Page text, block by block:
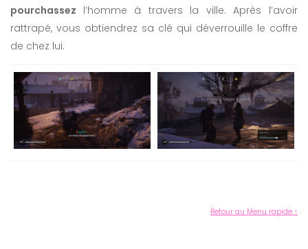
pourchassez l’homme à travers la ville. Après l’avoir
rattrapé, vous obtiendrez sa clé qui déverrouille le coffre
de chez lui.
Retour au Menu rapide ↑